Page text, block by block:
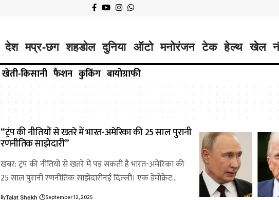
देश मप्र-छग शहडोल दुनिया ऑटो मनोरंजन टेक हेल्थ खेल
खेती-किसानी फैशन कुकिंग बायोग्राफी
“ट्रंप की नीतियों से खतरे में भारत-अमेरिका की 25 साल पुरानी
रणनीतिक साझेदारी”
खबर: ट्रंप की नीतियों से खतरे में पड़ सकती है भारत-अमेरिका की
25 साल पुरानी रणनीतिक साझेदारीनई दिल्ली। एक डेमोक्रेट…
ByTalat Shekh September 12, 2025